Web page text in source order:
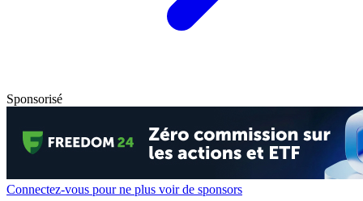
Sponsorisé
Connectez-vous pour ne plus voir de sponsors